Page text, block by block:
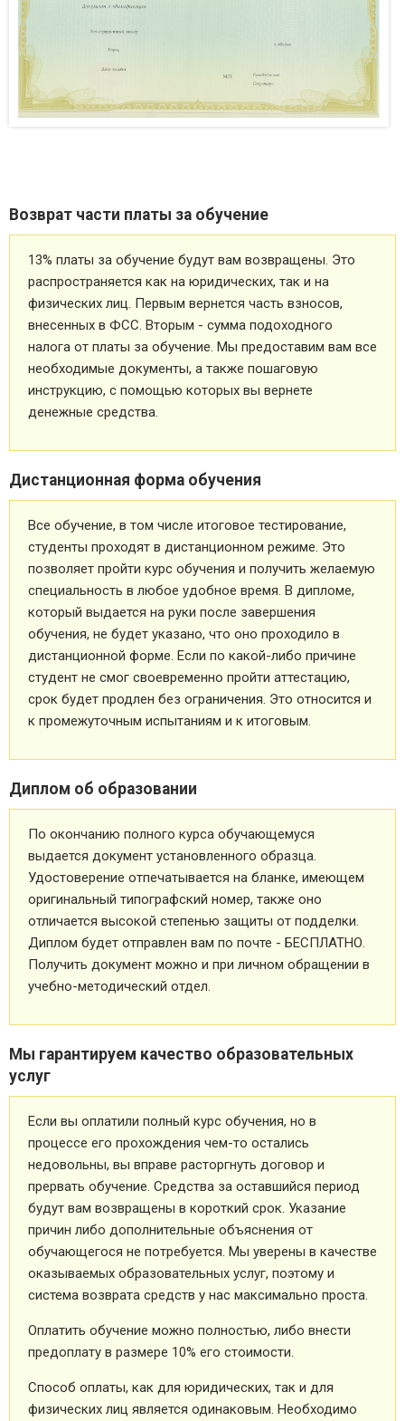
Возврат части платы за обучение
13% платы за обучение будут вам возвращены. Это
распространяется как на юридических, так и на
физических лиц. Первым вернется часть взносов,
внесенных в ФСС. Вторым - сумма подоходного
налога от платы за обучение. Мы предоставим вам все
необходимые документы, а также пошаговую
инструкцию, с помощью которых вы вернете
денежные средства.
Дистанционная форма обучения
Все обучение, в том числе итоговое тестирование,
студенты проходят в дистанционном режиме. Это
позволяет пройти курс обучения и получить желаемую
специальность в любое удобное время. В дипломе,
который выдается на руки после завершения
обучения, не будет указано, что оно проходило в
дистанционной форме. Если по какой-либо причине
студент не смог своевременно пройти аттестацию,
срок будет продлен без ограничения. Это относится и
к промежуточным испытаниям и к итоговым.
Диплом об образовании
По окончанию полного курса обучающемуся
выдается документ установленного образца.
Удостоверение отпечатывается на бланке, имеющем
оригинальный типографский номер, также оно
отличается высокой степенью защиты от подделки.
Диплом будет отправлен вам по почте - БЕСПЛАТНО.
Получить документ можно и при личном обращении в
учебно-методический отдел.
Мы гарантируем качество образовательных
услуг
Если вы оплатили полный курс обучения, но в
процессе его прохождения чем-то остались
недовольны, вы вправе расторгнуть договор и
прервать обучение. Средства за оставшийся период
будут вам возвращены в короткий срок. Указание
причин либо дополнительные объяснения от
обучающегося не потребуется. Мы уверены в качестве
оказываемых образовательных услуг, поэтому и
система возврата средств у нас максимально проста.
Оплатить обучение можно полностью, либо внести
предоплату в размере 10% его стоимости.
Способ оплаты, как для юридических, так и для
физических лиц является одинаковым. Необходимо